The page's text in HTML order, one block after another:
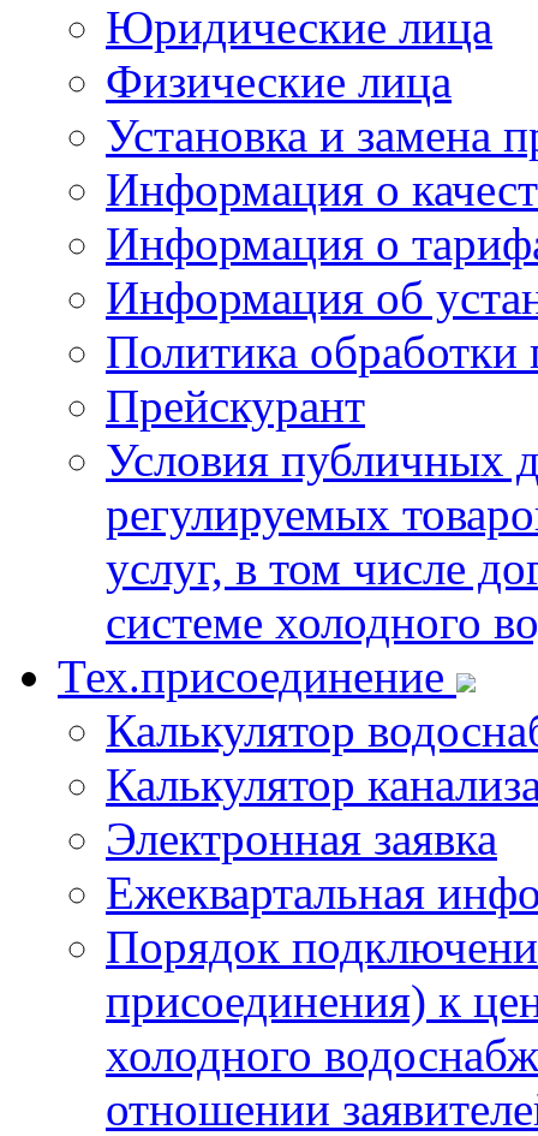
Юридические лица
Физические лица
Установка и замена
Информация о
Информация о
Информация об
Политика
Прейскурант
Условия публичных
регулируемых
услуг, в том числе
системе холодного
Тех.присоединение
Калькулятор
Калькулятор
Электронная заявка
Ежеквартальная
Порядок
присоединения) к
холодного
отношении